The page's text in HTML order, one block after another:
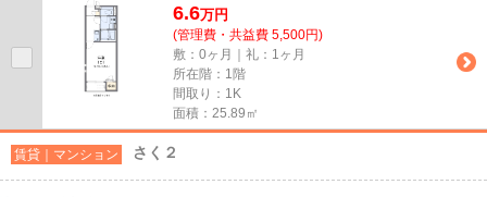
6.6万円
(管理費・共益費 5,500円)
敷：0ヶ月｜礼：1ヶ月
所在階：1階
間取り：1K
面積：25.89㎡
賃貸｜マンション さく２